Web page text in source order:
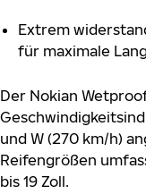
Extrem
für maximale
Der Nokian
und W (270 km/h)
Reifengrößen
bis 19 Zoll.